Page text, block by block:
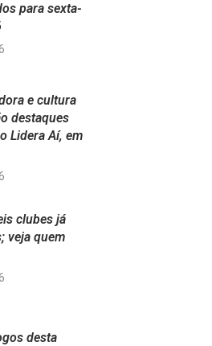
para sexta-
e cultura
destaques
Lidera Aí, em
clubes já
veja quem
desta